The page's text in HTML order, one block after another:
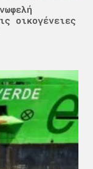
οικογένειες